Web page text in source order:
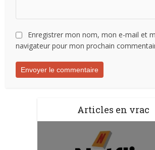
Enregistrer mon nom, mon e-mail et
navigateur pour mon prochain
Articles en vrac